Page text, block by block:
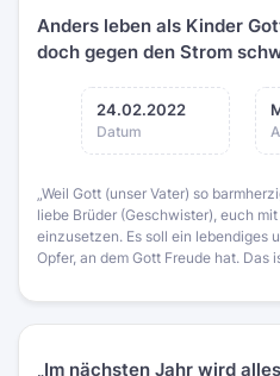
Anders leben als Kinder
doch gegen den Strom
24.02.2022
Datum
„Weil Gott (unser Vater) so
liebe Brüder (Geschwister), euch
einzusetzen. Es soll ein lebendiges
Opfer, an dem Gott Freude hat. Das
„Im nächsten Jahr wird